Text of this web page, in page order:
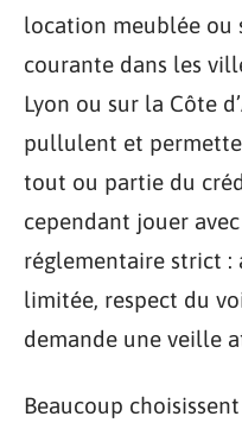
location meublée ou
courante dans les
Lyon ou sur la Côte
pullulent et
tout ou partie du
cependant jouer
réglementaire strict :
limitée, respect du
demande une veille
Beaucoup